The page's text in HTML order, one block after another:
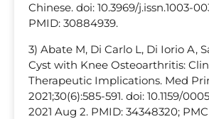
Chinese. doi: 10.3969/j.issn.1003-
PMID: 30884939.
3) Abate M, Di Carlo L, Di Iorio A,
Cyst with Knee Osteoarthritis:
Therapeutic Implications. Med
2021;30(6):585-591. doi: 10.1159/
2021 Aug 2. PMID: 34348320;